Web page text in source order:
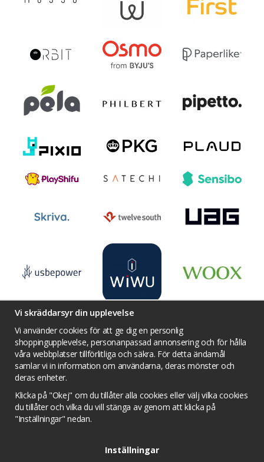
Villkor Kontakta oss
Facebook
Twitter
YouTube
Prisjakt
Integritets sekretesspolicy
Tävlingsvillkor
Om cookies
Cookie inställningar
Vi skräddarsyr din upplevelse
Vi använder cookies för att ge dig en personlig
shoppingupplevelse, personanpassad annonsering och för hålla
våra webbplatser tillförlitliga och säkra. För detta ändamål
samlar vi in information om användarna, deras mönster och
deras enheter.
Klicka på "Okej" om du tillåter alla cookies eller välj vilka cookies
du tillåter och vilka du vill stänga av genom att klicka på
"Inställningar" nedan.
Inställningar